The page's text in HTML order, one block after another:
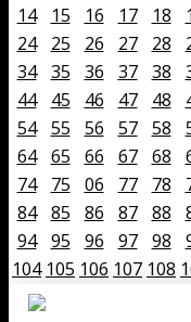
14
15 16 17 18
24
25 26 27 28
34
35 36 37 38
44
45 46 47 48
54
55 56 57 58
64
65 66 67 68
74
75 06 77 78
84
85 86 87 88
94
95 96 97 98
104 105 106 107 108